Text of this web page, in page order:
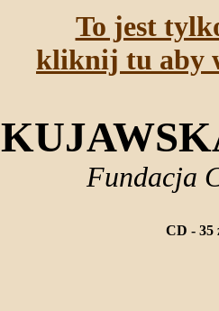
To jest
kliknij tu aby
Fundacja
CD - 35